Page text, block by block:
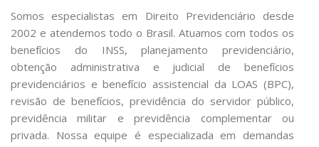
Somos especialistas em Direito Previdenciário desde
2002 e atendemos todo o Brasil. Atuamos com todos os
benefícios do INSS, planejamento previdenciário,
obtenção administrativa e judicial de benefícios
previdenciários e benefício assistencial da LOAS (BPC),
revisão de benefícios, previdência do servidor público,
previdência militar e previdência complementar ou
privada. Nossa equipe é especializada em demandas